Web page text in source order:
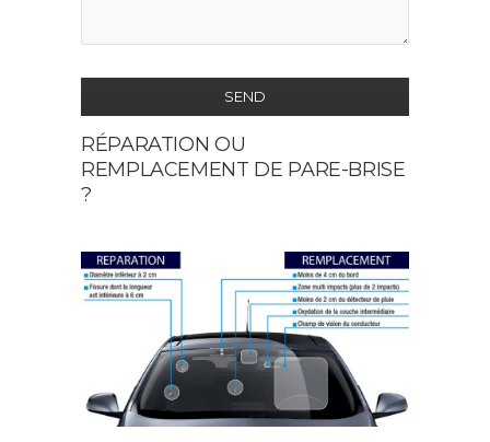
SEND
This
field
should
left
blank
RÉPARATION OU
REMPLACEMENT DE PARE-BRISE
?